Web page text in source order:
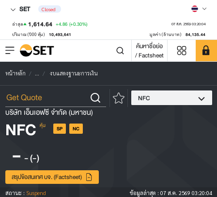
SET Closed
ล่าสุด 1,614.64 +4.86 (+0.30%) 07 ส.ค. 2569 03:20:04
ปริมาณ ('000 หุ้น) 10,493,641 มูลค่า (ล้านบาท) 84,135.44
ค้นหาชื่อย่อ
/ Factsheet
หน้าหลัก ... งบแสดงฐานะการเงิน
NFC
บริษัท เอ็นเอฟซี จำกัด (มหาชน)
NFC หุ้น SP NC
- -(-)
สรุปข้อสนเทศ บจ. (Factsheet)
สถานะ : Suspend ข้อมูลล่าสุด : 07 ส.ค. 2569 03:20:04